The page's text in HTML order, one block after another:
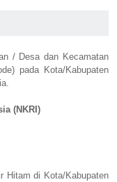
/ Desa dan Kecamatan
pada Kota/Kabupaten
(NKRI)
Hitam di Kota/Kabupaten